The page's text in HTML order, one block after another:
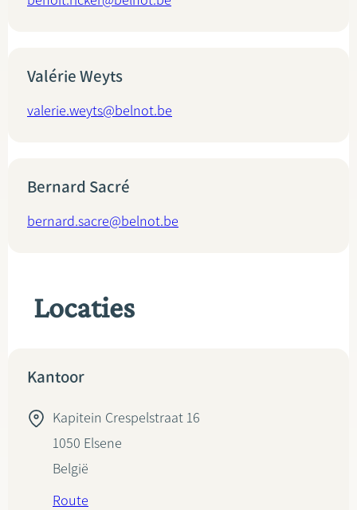
Valérie Weyts
valerie.weyts@belnot.be
Bernard Sacré
bernard.sacre@belnot.be
Locaties
Kantoor
Kapitein Crespelstraat 16
1050 Elsene
België
Route